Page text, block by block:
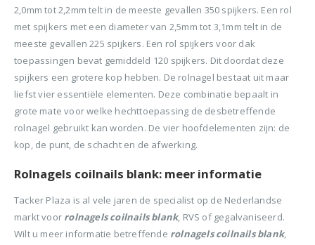
2,0mm tot 2,2mm telt in de meeste gevallen 350 spijkers. Een rol
met spijkers met een diameter van 2,5mm tot 3,1mm telt in de
meeste gevallen 225 spijkers. Een rol spijkers voor dak
toepassingen bevat gemiddeld 120 spijkers. Dit doordat deze
spijkers een grotere kop hebben. De rolnagel bestaat uit maar
liefst vier essentiële elementen. Deze combinatie bepaalt in
grote mate voor welke hechttoepassing de desbetreffende
rolnagel gebruikt kan worden. De vier hoofdelementen zijn: de
kop, de punt, de schacht en de afwerking.
Rolnagels coilnails blank: meer informatie
Tacker Plaza is al vele jaren de specialist op de Nederlandse
markt voor rolnagels coilnails blank, RVS of gegalvaniseerd.
Wilt u meer informatie betreffende rolnagels coilnails blank,